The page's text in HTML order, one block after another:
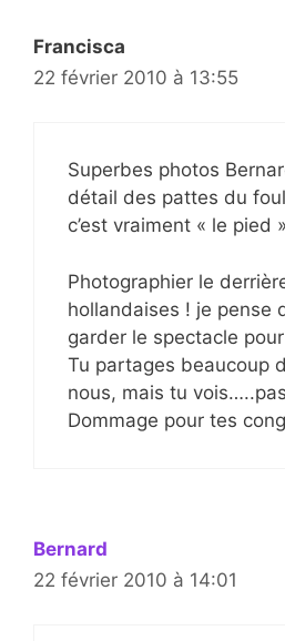
Francisca
22 février 2010 à 13:55
Superbes photos
détail des pattes du
c’est vraiment « le pied
Photographier le
hollandaises ! je pense
garder le spectacle
Tu partages beaucoup
nous, mais tu
Dommage pour tes
Bernard
22 février 2010 à 14:01